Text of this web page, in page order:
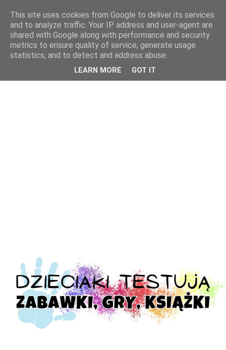
This site uses cookies from Google to deliver its services
and to analyze traffic. Your IP address and user-agent are
shared with Google along with performance and security
metrics to ensure quality of service, generate usage
statistics, and to detect and address abuse.
LEARN MORE GOT IT